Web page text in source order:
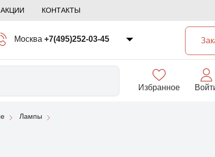
АКЦИИ КОНТАКТЫ
Москва +7(495)252-03-45
Избранное
Лампы